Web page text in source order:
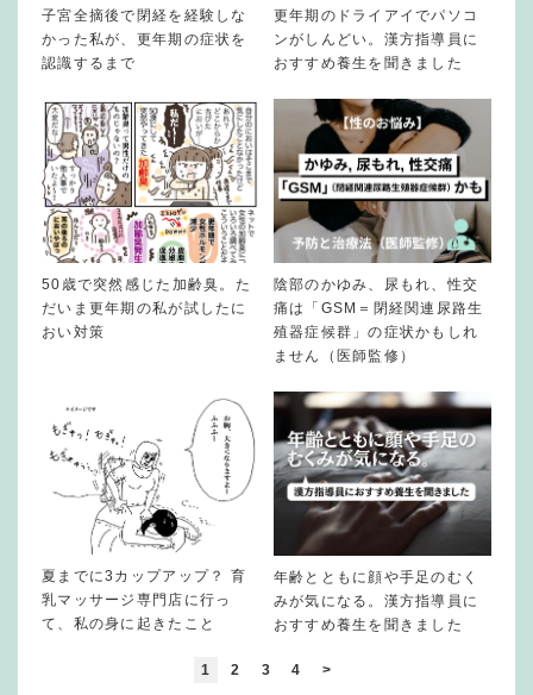
子宮全摘後で閉経を経験しな
かった私が、更年期の症状を
認識するまで
更年期のドライアイでパソコ
ンがしんどい。漢方指導員に
おすすめ養生を聞きました
50歳で突然感じた加齢臭。た
だいま更年期の私が試したに
おい対策
陰部のかゆみ、尿もれ、性交
痛は「GSM＝閉経関連尿路生
殖器症候群」の症状かもしれ
ません（医師監修）
夏までに3カップアップ？ 育
乳マッサージ専門店に行っ
て、私の身に起きたこと
年齢とともに顔や手足のむく
みが気になる。漢方指導員に
おすすめ養生を聞きました
1 2 3 4 >